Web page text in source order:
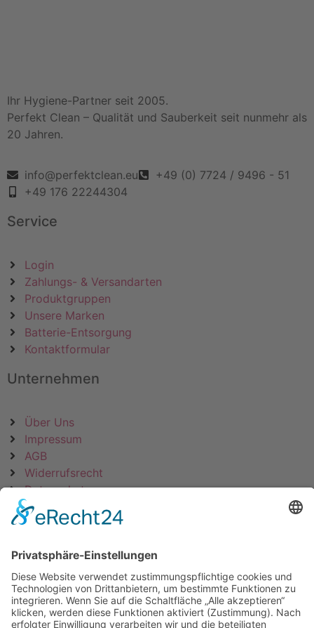
Ihr Hygiene-Partner seit 2005.
Perfekt Clean – Qualität und Sauberkeit seit nunmehr als
20 Jahren.
info@perfektclean.eu
+49 (0) 7724 / 9496 - 51
+49 176 22244304
Service
Login
Zahlungs- & Versandarten
Produktgruppen
Unsere Marken
Batterie-Entsorgung
Kontaktformular
Unternehmen
Über Uns
Impressum
AGB
Widerrufsrecht
Datenschutz